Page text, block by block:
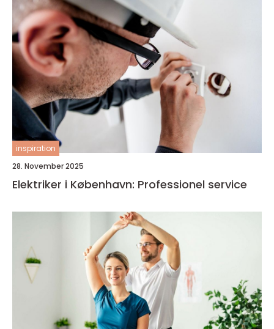
inspiration
28. November 2025
Elektriker i København: Professionel service